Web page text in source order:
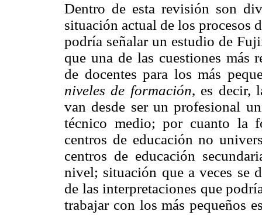
Dentro de esta revisión son
situación actual de los procesos
podría señalar un estudio de
que una de las cuestiones más
de docentes para los más
niveles de formación, es decir,
van desde ser un profesional
técnico medio; por cuanto la
centros de educación no
centros de educación
nivel; situación que a veces se
de las interpretaciones que
trabajar con los más pequeños